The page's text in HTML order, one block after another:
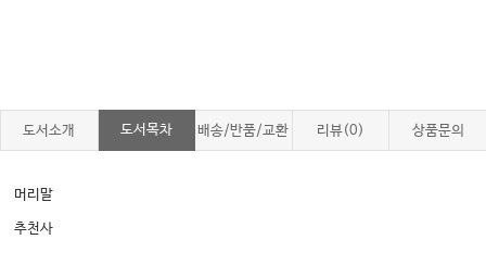
도서소개 도서목차 배송/반품/교환 리뷰(0) 상품문의
머리말
추천사